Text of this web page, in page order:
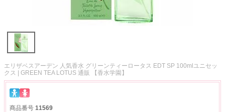
エリザベスアーデン 人気香水 グリーンティーロータス EDT SP 100mlユニセッ
クス | GREEN TEA LOTUS 通販 【香水学園】
商品番号 11569